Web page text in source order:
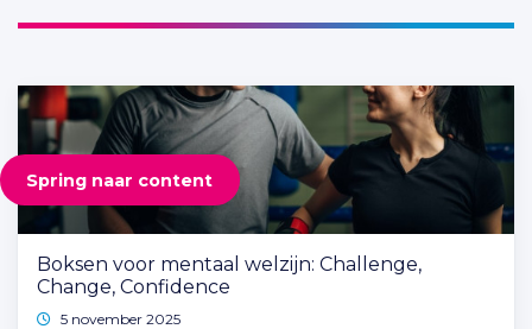
Spring naar content
Boksen voor mentaal welzijn: Challenge,
Change, Confidence
5 november 2025